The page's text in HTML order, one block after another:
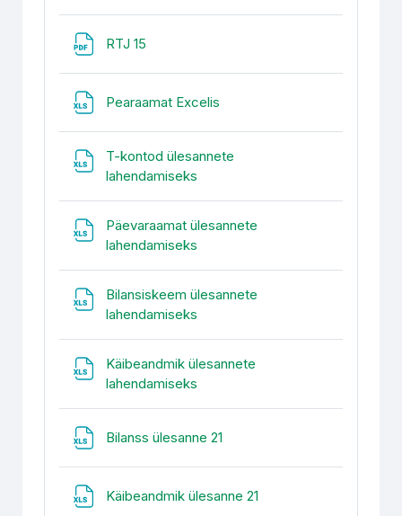
RTJ 15
Pearaamat Excelis
T-kontod ülesannete
lahendamiseks
Päevaraamat ülesannete
lahendamiseks
Bilansiskeem ülesannete
lahendamiseks
Käibeandmik ülesannete
lahendamiseks
Bilanss ülesanne 21
Käibeandmik ülesanne 21